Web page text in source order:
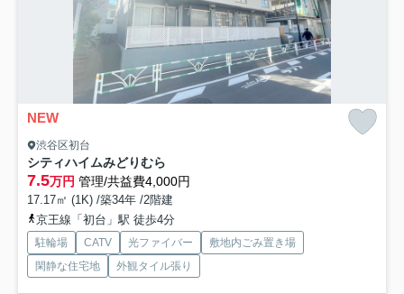
NEW
渋谷区初台
シティハイムみどりむら
7.5万円 管理/共益費4,000円
17.17㎡ (1K) /築34年 /2階建
京王線「初台」駅 徒歩4分
駐輪場 CATV 光ファイバー
敷地内ごみ置き場
閑静な住宅地
外観タイル張り